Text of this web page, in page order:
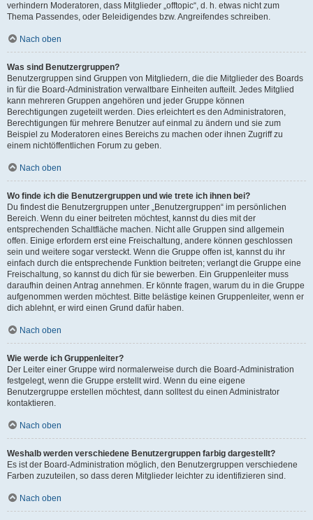
verhindern Moderatoren, dass Mitglieder „offtopic“, d. h. etwas nicht zum
Thema Passendes, oder Beleidigendes bzw. Angreifendes schreiben.
Nach oben
Was sind Benutzergruppen?
Benutzergruppen sind Gruppen von Mitgliedern, die die Mitglieder des Boards
in für die Board-Administration verwaltbare Einheiten aufteilt. Jedes Mitglied
kann mehreren Gruppen angehören und jeder Gruppe können
Berechtigungen zugeteilt werden. Dies erleichtert es den Administratoren,
Berechtigungen für mehrere Benutzer auf einmal zu ändern und sie zum
Beispiel zu Moderatoren eines Bereichs zu machen oder ihnen Zugriff zu
einem nichtöffentlichen Forum zu geben.
Nach oben
Wo finde ich die Benutzergruppen und wie trete ich ihnen bei?
Du findest die Benutzergruppen unter „Benutzergruppen“ im persönlichen
Bereich. Wenn du einer beitreten möchtest, kannst du dies mit der
entsprechenden Schaltfläche machen. Nicht alle Gruppen sind allgemein
offen. Einige erfordern erst eine Freischaltung, andere können geschlossen
sein und weitere sogar versteckt. Wenn die Gruppe offen ist, kannst du ihr
einfach durch die entsprechende Funktion beitreten; verlangt die Gruppe eine
Freischaltung, so kannst du dich für sie bewerben. Ein Gruppenleiter muss
daraufhin deinen Antrag annehmen. Er könnte fragen, warum du in die Gruppe
aufgenommen werden möchtest. Bitte belästige keinen Gruppenleiter, wenn er
dich ablehnt, er wird einen Grund dafür haben.
Nach oben
Wie werde ich Gruppenleiter?
Der Leiter einer Gruppe wird normalerweise durch die Board-Administration
festgelegt, wenn die Gruppe erstellt wird. Wenn du eine eigene
Benutzergruppe erstellen möchtest, dann solltest du einen Administrator
kontaktieren.
Nach oben
Weshalb werden verschiedene Benutzergruppen farbig dargestellt?
Es ist der Board-Administration möglich, den Benutzergruppen verschiedene
Farben zuzuteilen, so dass deren Mitglieder leichter zu identifizieren sind.
Nach oben